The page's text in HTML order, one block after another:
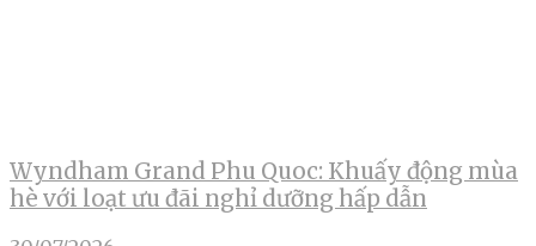
Wyndham Grand Phu Quoc: Khuấy động mùa
hè với loạt ưu đãi nghỉ dưỡng hấp dẫn